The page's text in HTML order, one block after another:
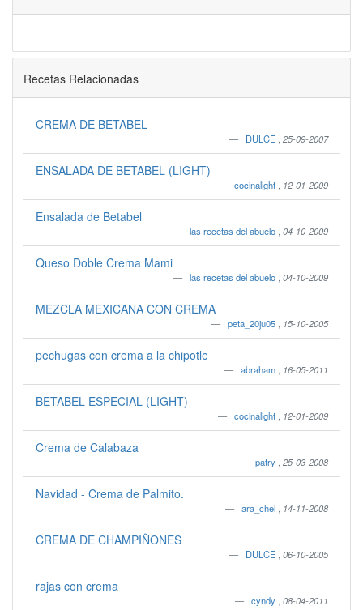
Recetas Relacionadas
CREMA DE BETABEL
DULCE 25-09-2007
ENSALADA DE BETABEL (LIGHT)
cocinalight 12-01-2009
Ensalada de Betabel
las recetas del abuelo 04-10-2009
Queso Doble Crema Mami
las recetas del abuelo 04-10-2009
MEZCLA MEXICANA CON CREMA
peta_20ju05 15-10-2005
pechugas con crema a la chipotle
abraham 16-05-2011
BETABEL ESPECIAL (LIGHT)
cocinalight 12-01-2009
Crema de Calabaza
patry 25-03-2008
Navidad - Crema de Palmito.
ara_chel 14-11-2008
CREMA DE CHAMPIÑONES
DULCE 06-10-2005
rajas con crema
cyndy 08-04-2011